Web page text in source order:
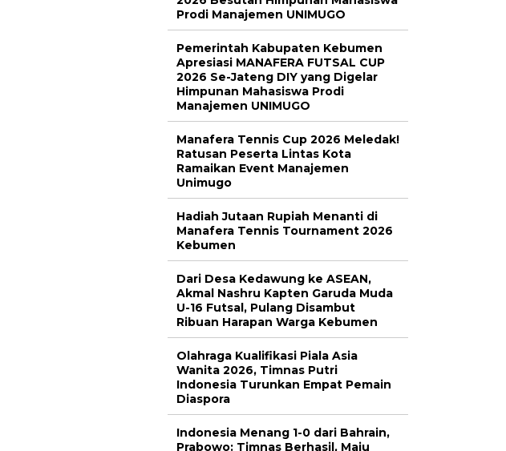
Prodi Manajemen UNIMUGO
Pemerintah Kabupaten Kebumen
Apresiasi MANAFERA FUTSAL CUP
2026 Se-Jateng DIY yang Digelar
Himpunan Mahasiswa Prodi
Manajemen UNIMUGO
Manafera Tennis Cup 2026 Meledak!
Ratusan Peserta Lintas Kota
Ramaikan Event Manajemen
Unimugo
Hadiah Jutaan Rupiah Menanti di
Manafera Tennis Tournament 2026
Kebumen
Dari Desa Kedawung ke ASEAN,
Akmal Nashru Kapten Garuda Muda
U-16 Futsal, Pulang Disambut
Ribuan Harapan Warga Kebumen
Olahraga Kualifikasi Piala Asia
Wanita 2026, Timnas Putri
Indonesia Turunkan Empat Pemain
Diaspora
Indonesia Menang 1-0 dari Bahrain,
Prabowo: Timnas Berhasil, Maju